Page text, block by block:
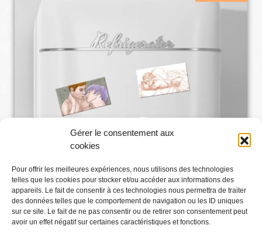
Gérer le consentement aux
cookies
Pour offrir les meilleures expériences, nous utilisons des technologies
telles que les cookies pour stocker et/ou accéder aux informations des
appareils. Le fait de consentir à ces technologies nous permettra de traiter
des données telles que le comportement de navigation ou les ID uniques
sur ce site. Le fait de ne pas consentir ou de retirer son consentement peut
avoir un effet négatif sur certaines caractéristiques et fonctions.